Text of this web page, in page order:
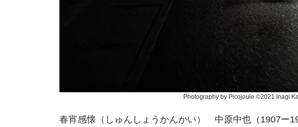
Photography by Picojoule ©️2021 Inagi
春宵感懐（しゅんしょうかんかい） 中原中也（1907ー